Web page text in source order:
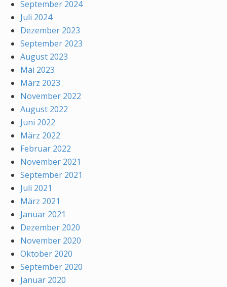
September 2024
Juli 2024
Dezember 2023
September 2023
August 2023
Mai 2023
März 2023
November 2022
August 2022
Juni 2022
März 2022
Februar 2022
November 2021
September 2021
Juli 2021
März 2021
Januar 2021
Dezember 2020
November 2020
Oktober 2020
September 2020
Januar 2020